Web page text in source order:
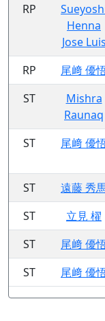
RP
Henna
Jose Luis
RP 尾﨑 優
ST
Mishra
Raunaq
ST 尾﨑 優
ST
遠藤 秀
ST
立見 櫂
ST
尾﨑 優
ST
尾﨑 優